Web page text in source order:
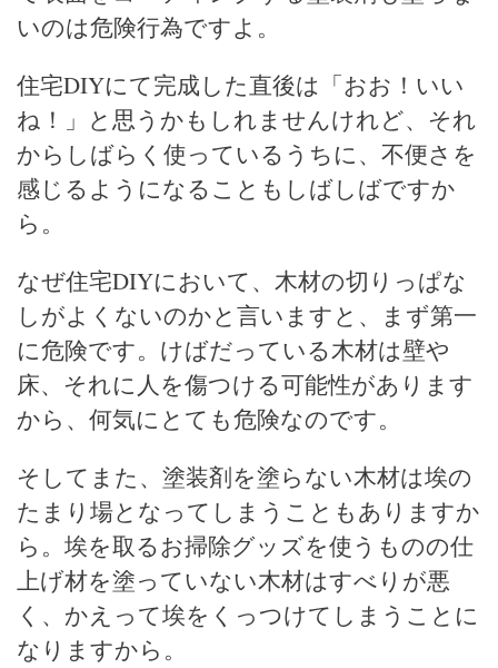
いのは危険行為ですよ。
住宅DIYにて完成した直後は「おお！いい
ね！」と思うかもしれませんけれど、それ
からしばらく使っているうちに、不便さを
感じるようになることもしばしばですか
ら。
なぜ住宅DIYにおいて、木材の切りっぱな
しがよくないのかと言いますと、まず第一
に危険です。けばだっている木材は壁や
床、それに人を傷つける可能性があります
から、何気にとても危険なのです。
そしてまた、塗装剤を塗らない木材は埃の
たまり場となってしまうこともありますか
ら。埃を取るお掃除グッズを使うものの仕
上げ材を塗っていない木材はすべりが悪
く、かえって埃をくっつけてしまうことに
なりますから。